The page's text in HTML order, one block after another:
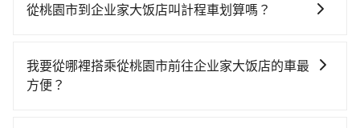
從桃園市到企业家大饭店叫計程車划算嗎？
灣大車隊、Uber、Line Taxi、Yoxi等，如果在路邊攔不
到車，也可考慮打電話至附近的計程車隊，如游輝益自
我要從哪裡搭乘從桃園市前往企业家大饭店的車最
方便？